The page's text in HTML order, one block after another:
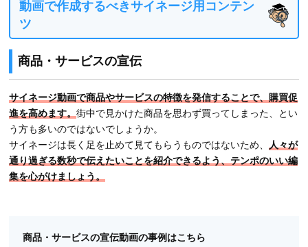
動画で作成するべきサイネージ用コンテン
ツ
商品・サービスの宣伝
サイネージ動画で商品やサービスの特徴を発信することで、購買促
進を高めます。街中で見かけた商品を思わず買ってしまった、とい
う方も多いのではないでしょうか。
サイネージは長く足を止めて見てもらうものではないため、人々が
通り過ぎる数秒で伝えたいことを紹介できるよう、テンポのいい編
集を心がけましょう。
商品・サービスの宣伝動画の事例はこちら